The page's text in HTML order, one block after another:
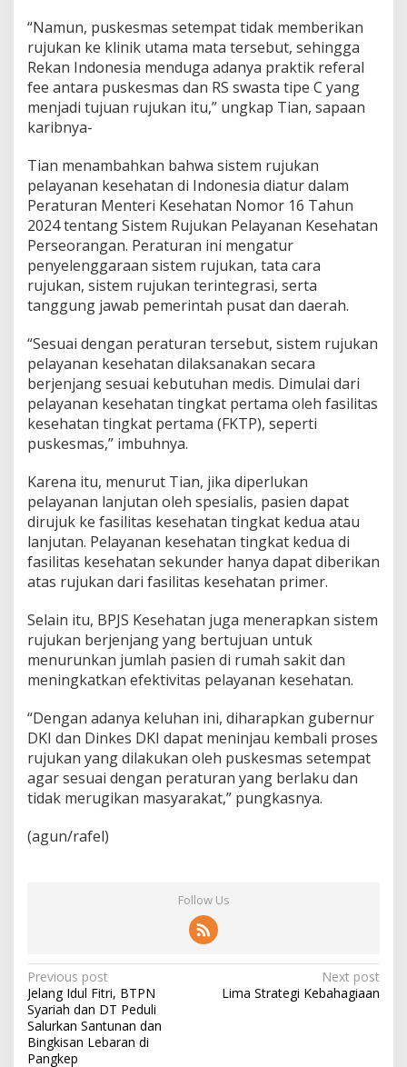
“Namun, puskesmas setempat tidak memberikan
rujukan ke klinik utama mata tersebut, sehingga
Rekan Indonesia menduga adanya praktik referal
fee antara puskesmas dan RS swasta tipe C yang
menjadi tujuan rujukan itu,” ungkap Tian, sapaan
karibnya-
Tian menambahkan bahwa sistem rujukan
pelayanan kesehatan di Indonesia diatur dalam
Peraturan Menteri Kesehatan Nomor 16 Tahun
2024 tentang Sistem Rujukan Pelayanan Kesehatan
Perseorangan. Peraturan ini mengatur
penyelenggaraan sistem rujukan, tata cara
rujukan, sistem rujukan terintegrasi, serta
tanggung jawab pemerintah pusat dan daerah.
“Sesuai dengan peraturan tersebut, sistem rujukan
pelayanan kesehatan dilaksanakan secara
berjenjang sesuai kebutuhan medis. Dimulai dari
pelayanan kesehatan tingkat pertama oleh fasilitas
kesehatan tingkat pertama (FKTP), seperti
puskesmas,” imbuhnya.
Karena itu, menurut Tian, jika diperlukan
pelayanan lanjutan oleh spesialis, pasien dapat
dirujuk ke fasilitas kesehatan tingkat kedua atau
lanjutan. Pelayanan kesehatan tingkat kedua di
fasilitas kesehatan sekunder hanya dapat diberikan
atas rujukan dari fasilitas kesehatan primer.
Selain itu, BPJS Kesehatan juga menerapkan sistem
rujukan berjenjang yang bertujuan untuk
menurunkan jumlah pasien di rumah sakit dan
meningkatkan efektivitas pelayanan kesehatan.
“Dengan adanya keluhan ini, diharapkan gubernur
DKI dan Dinkes DKI dapat meninjau kembali proses
rujukan yang dilakukan oleh puskesmas setempat
agar sesuai dengan peraturan yang berlaku dan
tidak merugikan masyarakat,” pungkasnya.
(agun/rafel)
Follow Us
P
o
s
t
Previous post
Jelang Idul Fitri, BTPN
Syariah dan DT Peduli
Salurkan Santunan dan
Bingkisan Lebaran di
Pangkep
Next post
Lima Strategi Kebahagiaan